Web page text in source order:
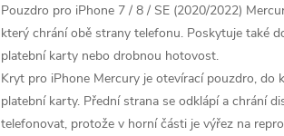
Pouzdro pro iPhone 7 / 8 / SE (2020/2022)
který chrání obě strany telefonu. Poskytuje také
platební karty nebo drobnou hotovost.
Kryt pro iPhone Mercury je otevírací pouzdro, do
platební karty. Přední strana se odklápí a chrání
telefonovat, protože v horní části je výřez na